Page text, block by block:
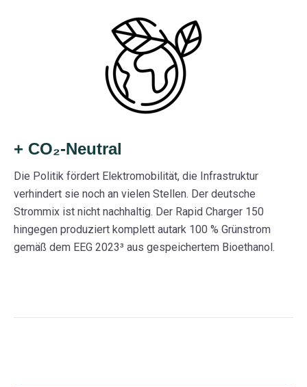
+ CO₂-Neutral
Die Politik fördert Elektromobilität, die Infrastruktur
verhindert sie noch an vielen Stellen. Der deutsche
Strommix ist nicht nachhaltig. Der Rapid Charger 150
hingegen produziert komplett autark 100 % Grünstrom
gemäß dem EEG 2023³ aus gespeichertem Bioethanol.